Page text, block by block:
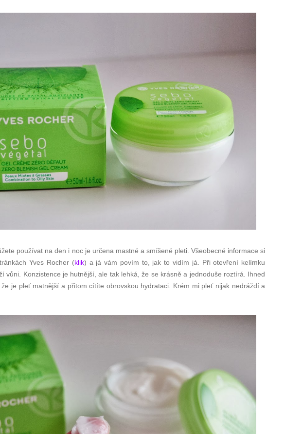
používat na den i noc je určena mastné a smíšené pleti. Všeobecné informace si
Yves Rocher (klik) a já vám povím to, jak to vidím já. Při otevření kelímku
vůni. Konzistence je hutnější, ale tak lehká, že se krásně a jednoduše roztírá. Ihned
je pleť matnější a přitom cítíte obrovskou hydrataci. Krém mi pleť nijak nedráždí a